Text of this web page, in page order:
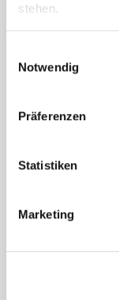
stehen.
Notwendig
Präferenzen
Statistiken
Marketing